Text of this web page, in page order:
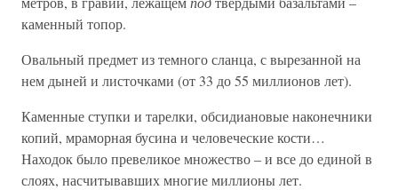
каменный топор.
Овальный предмет из темного сланца, с вырезанной на
нем дыней и листочками (от 33 до 55 миллионов лет).
Каменные ступки и тарелки, обсидиановые наконечники
копий, мраморная бусина и человеческие кости…
Находок было превеликое множество – и все до единой в
слоях, насчитывавших многие миллионы лет.